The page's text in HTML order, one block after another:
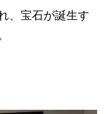
、宝石が誕生す